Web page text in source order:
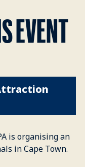
EVENT
is organising an
in Cape Town.